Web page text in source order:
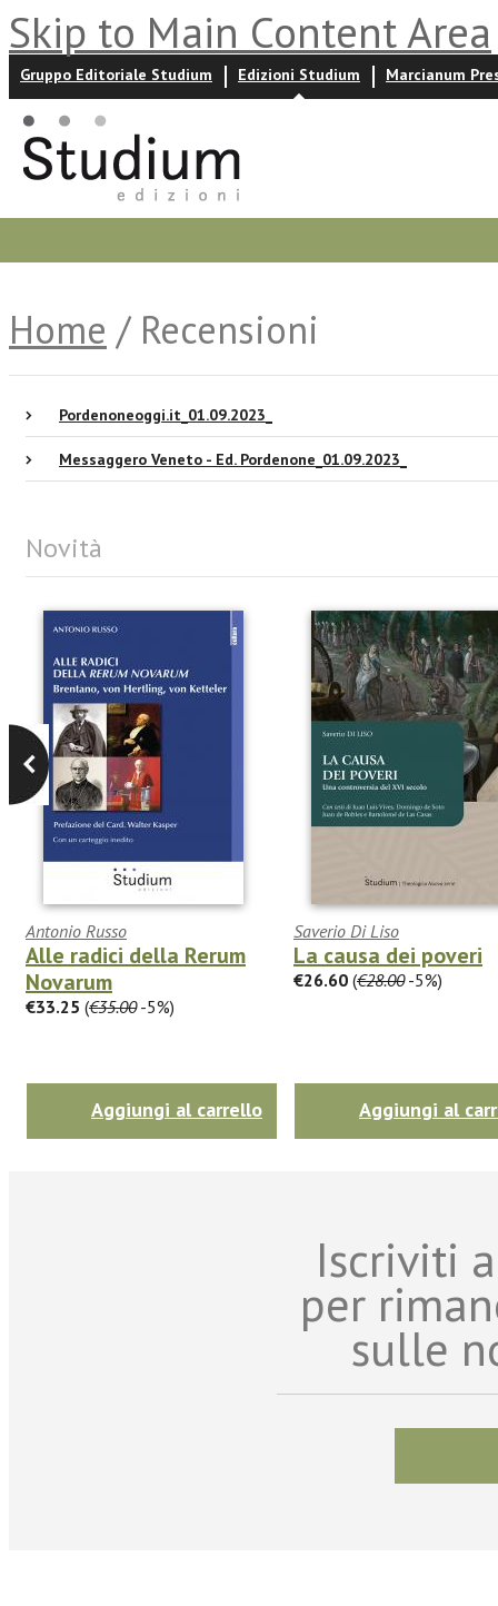
Skip to Main Content Area
Gruppo Editoriale Studium Edizioni Studium Marcianum
Home / Recensioni
Pordenoneoggi.it_01.09.2023_
Messaggero Veneto - Ed. Pordenone_01.09.2023_
Novità
Antonio Russo
Alle radici della Rerum
Novarum
€33.25 (€35.00-5%)
Aggiungi al carrello
Saverio Di Liso
La causa dei poveri
€26.60 (€28.00-5%)
Aggiungi al
Iscriviti
per
sulle